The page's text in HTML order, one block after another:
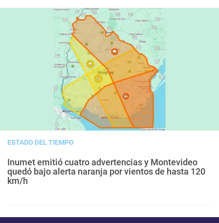
ESTADO DEL TIEMPO
Inumet emitió cuatro advertencias y Montevideo
quedó bajo alerta naranja por vientos de hasta 120
km/h